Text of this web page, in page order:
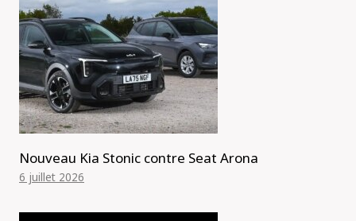
Nouveau Kia Stonic contre Seat Arona
6 juillet 2026